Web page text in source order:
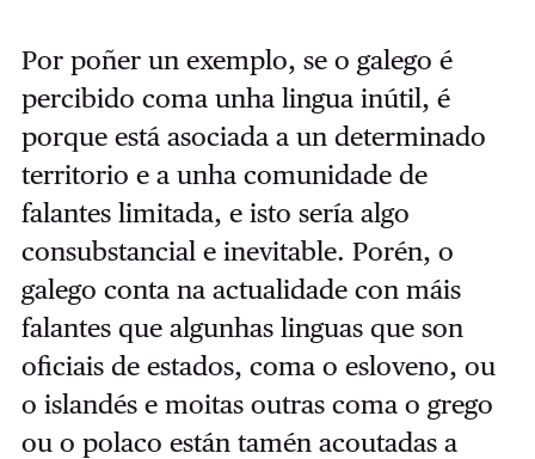
Por poñer un exemplo, se o galego é
percibido coma unha lingua inútil, é
porque está asociada a un determinado
territorio e a unha comunidade de
falantes limitada, e isto sería algo
consubstancial e inevitable. Porén, o
galego conta na actualidade con máis
falantes que algunhas linguas que son
oficiais de estados, coma o esloveno, ou
o islandés e moitas outras coma o grego
ou o polaco están tamén acoutadas a